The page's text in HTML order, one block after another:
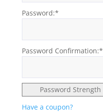
Password:*
Password Confirmation:*
Password Strength
Have a coupon?